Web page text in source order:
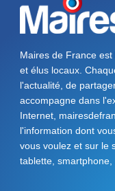
Maires de France
et élus locaux.
l'actualité, de
accompagne dans
Internet,
l'information dont
vous voulez et sur le
tablette, smartphone,